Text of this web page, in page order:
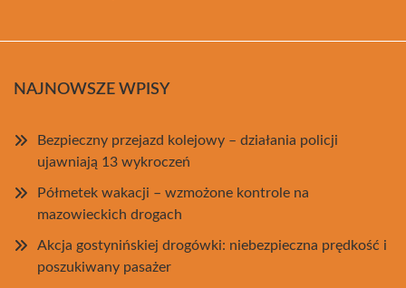
NAJNOWSZE WPISY
Bezpieczny przejazd kolejowy – działania policji
ujawniają 13 wykroczeń
Półmetek wakacji – wzmożone kontrole na
mazowieckich drogach
Akcja gostynińskiej drogówki: niebezpieczna prędkość i
poszukiwany pasażer